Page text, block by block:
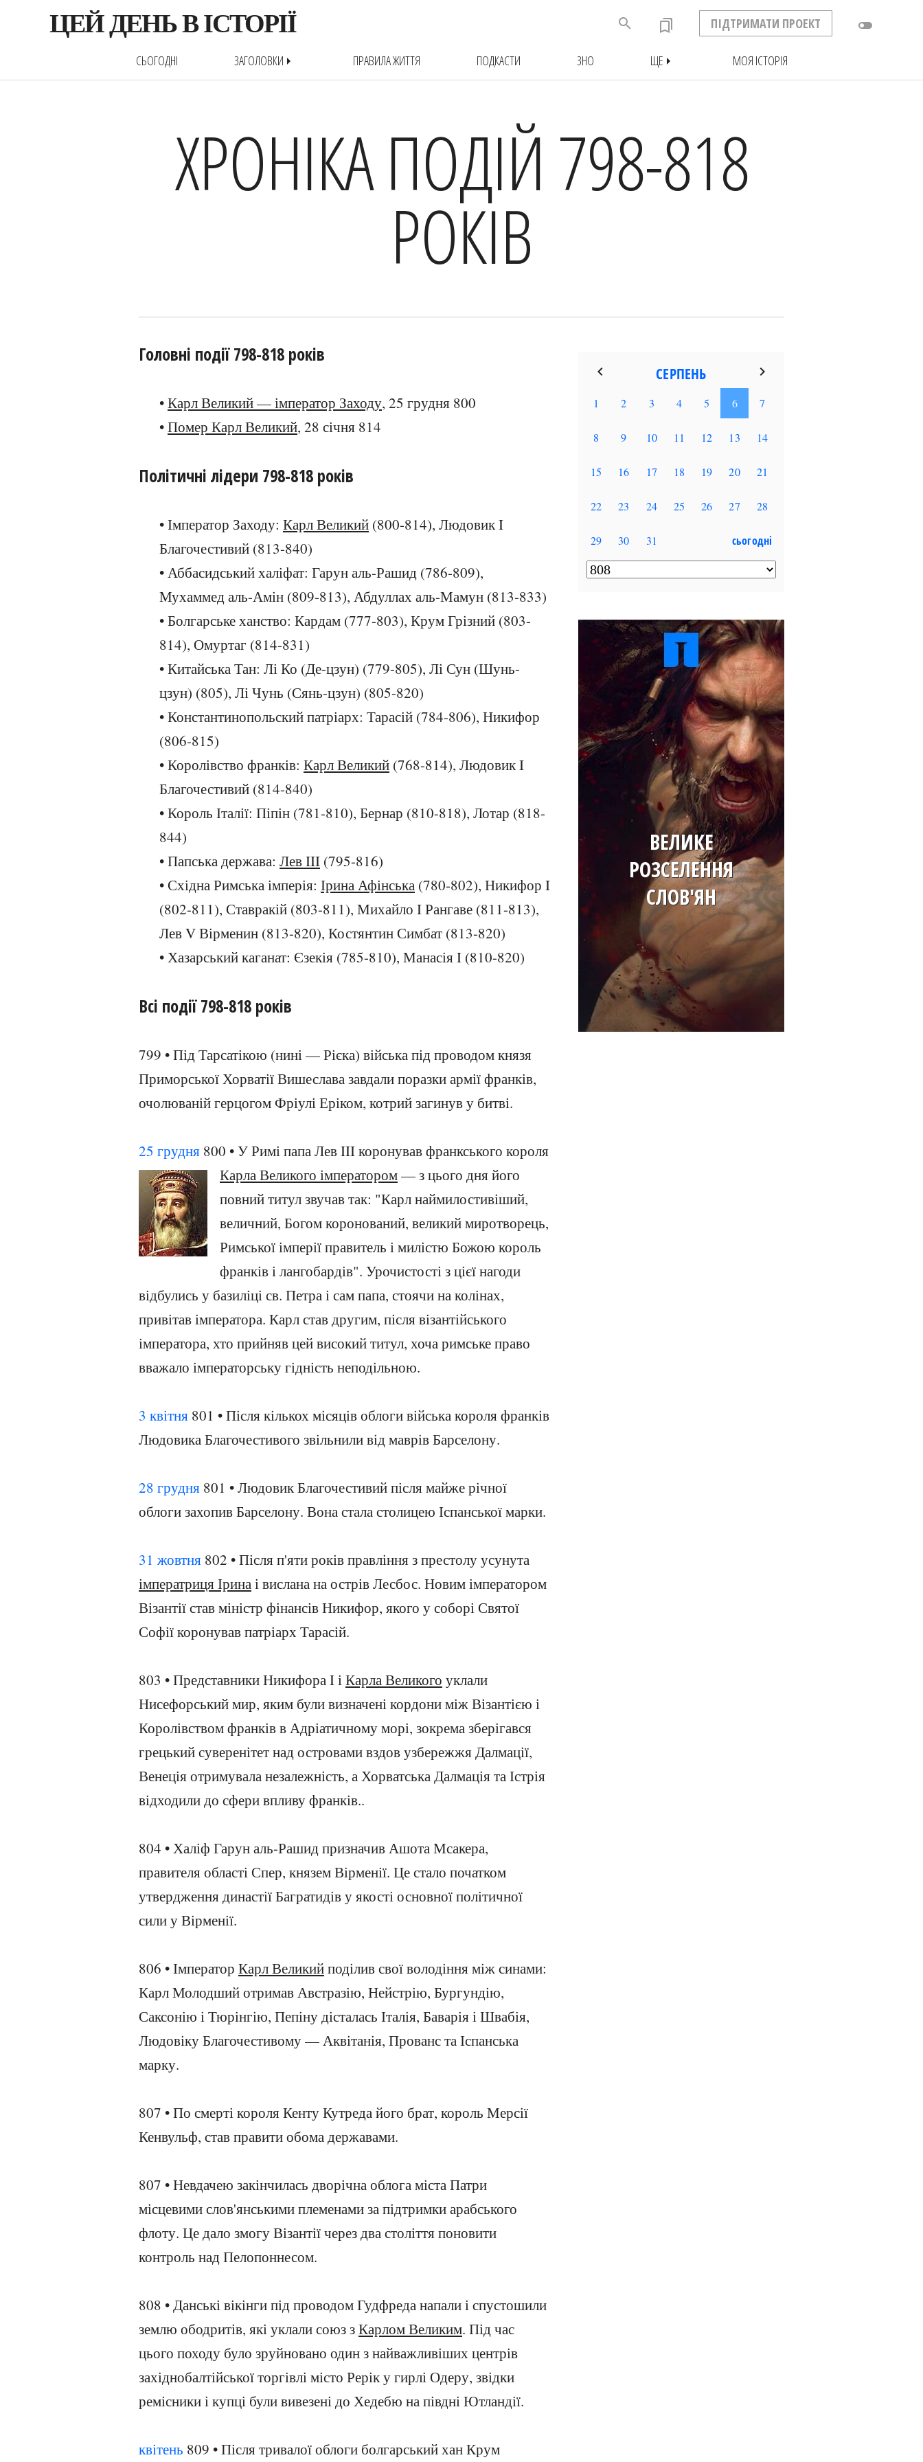
ЦЕЙ ДЕНЬ В ІСТОРІЇ toggle_off
ПІДТРИМАТИ ПРОЕКТ
bookmarks
search
СЬОГОДНІ ЗАГОЛОВКИarrow_right ПРАВИЛА ЖИТТЯ ПОДКАСТИ ЗНО ЩЕarrow_right МОЯ ІСТОРІЯ
ХРОНІКА ПОДІЙ 798-818
РОКІВ
Головні події 798-818 років
•Карл Великий — імператор Заходу, 25 грудня 800
•Помер Карл Великий, 28 січня 814
Політичні лідери 798-818 років
• Імператор Заходу: Карл Великий (800-814), Людовик I
Благочестивий (813-840)
• Аббасидський халіфат: Гарун аль-Рашид (786-809),
Мухаммед аль-Амін (809-813), Абдуллах аль-Мамун (813-833)
• Болгарське ханство: Кардам (777-803), Крум Грізний (803-
814), Омуртаг (814-831)
• Китайська Тан: Лі Ко (Де-цзун) (779-805), Лі Сун (Шунь-
цзун) (805), Лі Чунь (Сянь-цзун) (805-820)
• Константинопольский патріарх: Тарасій (784-806), Никифор
(806-815)
• Королівство франків: Карл Великий (768-814), Людовик I
Благочестивий (814-840)
• Король Італії: Піпін (781-810), Бернар (810-818), Лотар (818-
844)
• Папська держава: Лев III (795-816)
• Східна Римська імперія: Ірина Афінська (780-802), Никифор I
(802-811), Ставракій (803-811), Михайло I Рангаве (811-813),
Лев V Вірменин (813-820), Костянтин Симбат (813-820)
• Хазарський каганат: Єзекія (785-810), Манасія I (810-820)
Всі події 798-818 років
799 • Під Тарсатікою (нині — Рієка) війська під проводом князя
Приморської Хорватії Вишеслава завдали поразки армії франків,
очолюваній герцогом Фріулі Еріком, котрий загинув у битві.
25 грудня 800 • У Римі папа Лев III коронував франкського короля
Карла Великого імператором— з цього дня його
повний титул звучав так: "Карл наймилостивіший,
величний, Богом коронований, великий миротворець,
Римської імперії правитель і милістю Божою король
франків і лангобардів". Урочистості з цієї нагоди
відбулись у базиліці св. Петра і сам папа, стоячи на колінах,
привітав імператора. Карл став другим, після візантійського
імператора, хто прийняв цей високий титул, хоча римське право
вважало імператорську гідність неподільною.
3 квітня 801 • Після кількох місяців облоги війська короля франків
Людовика Благочестивого звільнили від маврів Барселону.
28 грудня 801 • Людовик Благочестивий після майже річної
облоги захопив Барселону. Вона стала столицею Іспанської марки.
31 жовтня 802 • Після п'яти років правління з престолу усунута
імператриця Іринаі вислана на острів Лесбос. Новим імператором
Візантії став міністр фінансів Никифор, якого у соборі Святої
Софії коронував патріарх Тарасій.
803 • Представники Никифора I іКарла Великого уклали
Нисефорський мир, яким були визначені кордони між Візантією і
Королівством франків в Адріатичному морі, зокрема зберігався
грецький суверенітет над островами вздов узбережжя Далмації,
Венеція отримувала незалежність, а Хорватська Далмація та Істрія
відходили до сфери впливу франків..
804 • Халіф Гарун аль-Рашид призначив Ашота Мсакера,
правителя області Спер, князем Вірменії. Це стало початком
утвердження династії Багратидів у якості основної політичної
сили у Вірменії.
806 • Імператор Карл Великийподілив свої володіння між синами:
Карл Молодший отримав Австразію, Нейстрію, Бургундію,
Саксонію і Тюрінгію, Пепіну дісталась Італія, Баварія і Швабія,
Людовіку Благочестивому — Аквітанія, Прованс та Іспанська
марку.
807 • По смерті короля Кенту Кутреда його брат, король Мерсії
Кенвульф, став правити обома державами.
807 • Невдачею закінчилась дворічна облога міста Патри
місцевими слов'янськими племенами за підтримки арабського
флоту. Це дало змогу Візантії через два століття поновити
контроль над Пелопоннесом.
808 • Данські вікінги під проводом Гудфреда напали і спустошили
землю ободритів, які уклали союз зКарлом Великим. Під час
цього походу було зруйновано один з найважливіших центрів
західнобалтійської торгівлі місто Рерік у гирлі Одеру, звідки
ремісники і купці були вивезені до Хедебю на півдні Ютландії.
квітень 809 • Після тривалої облоги болгарський хан Крум
ВЕЛИКЕ
РОЗСЕЛЕННЯ
СЛОВ'ЯН